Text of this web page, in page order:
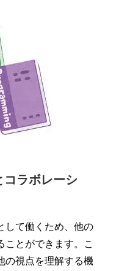
コラボレーシ
して働くため、他の
ことができます。こ
の視点を理解する機